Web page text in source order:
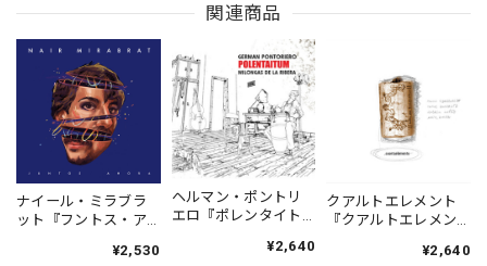
関連商品
ナイール・ミラブラ
ット『フントス・ア
MIRABRAT『JUNTOS
¥2,530
ヘルマン・ポントリ
エロ『ポレンタイト
Pontoriero『POLENT
¥2,640
クアルトエレメント
『クアルトエレメン
Cuartoelemento『Cu
¥2,640